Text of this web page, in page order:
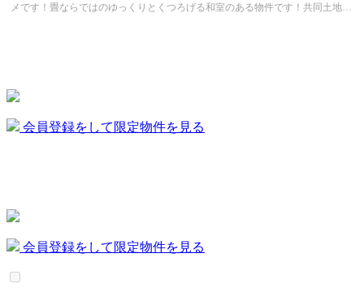
メです！畳ならではのゆっくりとくつろげる和室のある物件です！共同土地
会員登録をして限定物件を見る
会員登録をして限定物件を見る